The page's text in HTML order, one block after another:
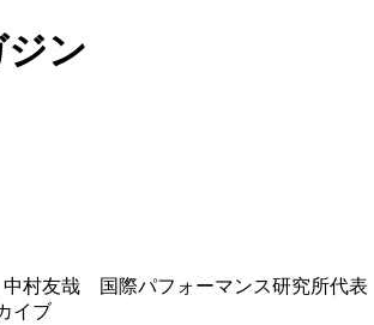
ン
イブ